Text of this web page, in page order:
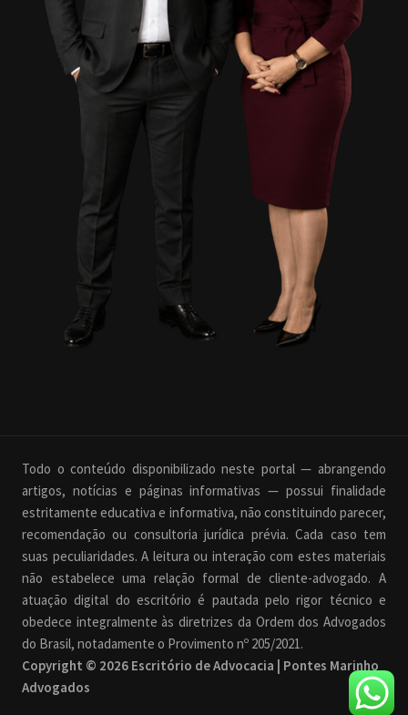
Todo o conteúdo disponibilizado neste portal — abrangendo
artigos, notícias e páginas informativas — possui finalidade
estritamente educativa e informativa, não constituindo parecer,
recomendação ou consultoria jurídica prévia. Cada caso tem
suas peculiaridades. A leitura ou interação com estes materiais
não estabelece uma relação formal de cliente-advogado. A
atuação digital do escritório é pautada pelo rigor técnico e
obedece integralmente às diretrizes da Ordem dos Advogados
do Brasil, notadamente o Provimento nº 205/2021.
Copyright © 2026 Escritório de Advocacia | Pontes Marinho
Advogados